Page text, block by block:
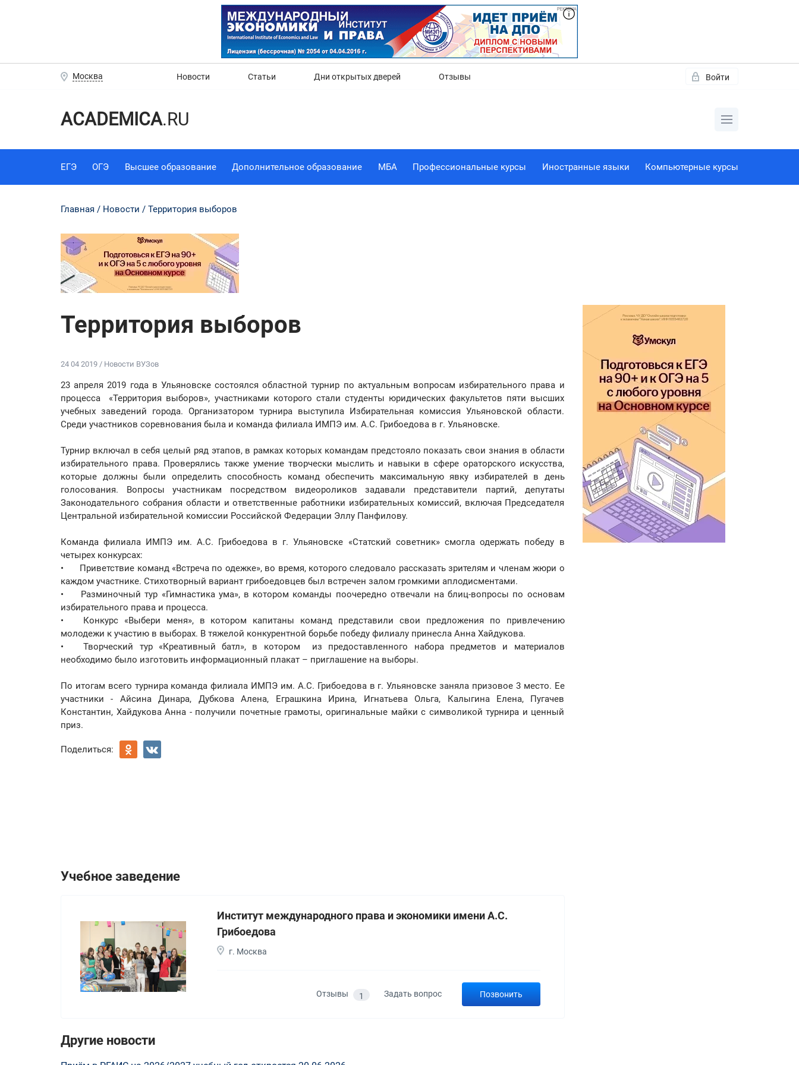
Москва Новости Статьи Дни открытых дверей Отзывы Войти
ACADEMICA.RU
ЕГЭ ОГЭ Высшее образование Дополнительное образование МБА Профессиональные курсы Иностранные языки Компьютерные курсы
Главная Новости Территория выборов
Территория выборов
24 04 2019 / Новости ВУЗов
23 апреля 2019 года в Ульяновске состоялся областной турнир по актуальным вопросам избирательного права и
процесса «Территория выборов», участниками которого стали студенты юридических факультетов пяти высших
учебных заведений города. Организатором турнира выступила Избирательная комиссия Ульяновской области.
Среди участников соревнования была и команда филиала ИМПЭ им. А.С. Грибоедова в г. Ульяновске.
Турнир включал в себя целый ряд этапов, в рамках которых командам предстояло показать свои знания в области
избирательного права. Проверялись также умение творчески мыслить и навыки в сфере ораторского искусства,
которые должны были определить способность команд обеспечить максимальную явку избирателей в день
голосования. Вопросы участникам посредством видеороликов задавали представители партий, депутаты
Законодательного собрания области и ответственные работники избирательных комиссий, включая Председателя
Центральной избирательной комиссии Российской Федерации Эллу Панфилову.
Команда филиала ИМПЭ им. А.С. Грибоедова в г. Ульяновске «Статский советник» смогла одержать победу в
четырех конкурсах:
•
Приветствие команд «Встреча по одежке», во время, которого следовало рассказать зрителям и членам жюри о
каждом участнике. Стихотворный вариант грибоедовцев был встречен залом громкими аплодисментами.
•
Разминочный тур «Гимнастика ума», в котором команды поочередно отвечали на блиц-вопросы по основам
избирательного права и процесса.
•
Конкурс «Выбери меня», в котором капитаны команд представили свои предложения по привлечению
молодежи к участию в выборах. В тяжелой конкурентной борьбе победу филиалу принесла Анна Хайдукова.
•
Творческий тур «Креативный батл», в котором из предоставленного набора предметов и материалов
необходимо было изготовить информационный плакат – приглашение на выборы.
По итогам всего турнира команда филиала ИМПЭ им. А.С. Грибоедова в г. Ульяновске заняла призовое 3 место. Ее
участники - Айсина Динара, Дубкова Алена, Еграшкина Ирина, Игнатьева Ольга, Калыгина Елена, Пугачев
Константин, Хайдукова Анна - получили почетные грамоты, оригинальные майки с символикой турнира и ценный
приз.
Поделиться:
Учебное заведение
Институт международного права и экономики имени А.С.
Грибоедова
г. Москва
Отзывы 1 Задать вопрос Позвонить
Другие новости
Нет